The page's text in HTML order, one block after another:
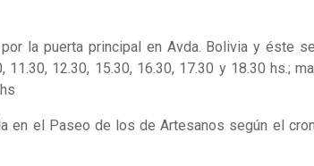
la puerta principal en Avda. Bolivia y éste
12.30, 15.30, 16.30, 17.30 y 18.30 hs.;
en el Paseo de los de Artesanos según el